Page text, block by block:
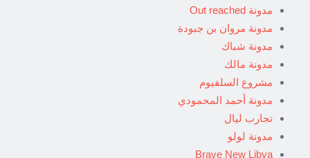
مدونة Out reached
مدونة مروان بن جبودة
مدونة شباك
مدونة مالك
مشروع السلفيوم
مدونة أحمد المحمودي
تجارب ليال
مدونة لولو
Brave New Libya